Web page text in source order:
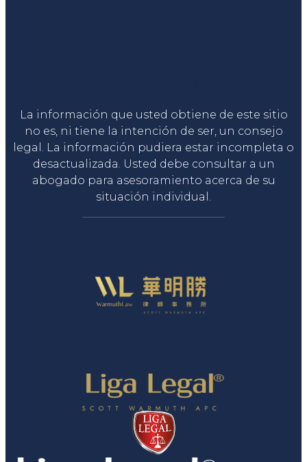
La información que usted obtiene de este sitio
no es, ni tiene la intención de ser, un consejo
legal. La información pudiera estar incompleta o
desactualizada. Usted debe consultar a un
abogado para asesoramiento acerca de su
situación individual.